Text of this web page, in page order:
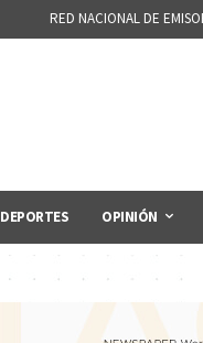
RED NACIONAL DE
DEPORTES OPINIÓN